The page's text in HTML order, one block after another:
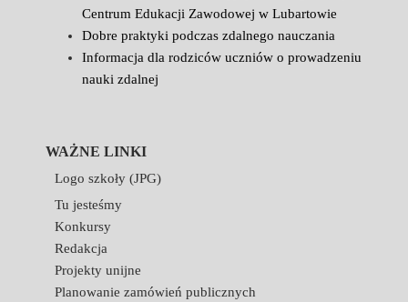
Centrum Edukacji Zawodowej w Lubartowie
Dobre praktyki podczas zdalnego nauczania
Informacja dla rodziców uczniów o prowadzeniu
nauki zdalnej
WAŻNE LINKI
Logo szkoły (JPG)
Tu jesteśmy
Konkursy
Redakcja
Projekty unijne
Planowanie zamówień publicznych